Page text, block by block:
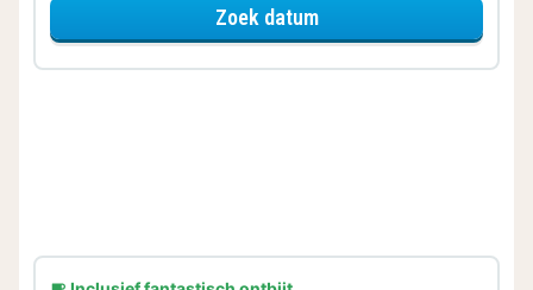
Zoek datumvoor Geniet van de